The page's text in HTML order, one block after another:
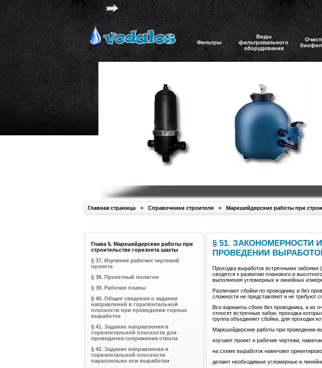
Фильтры
Виды
фильтровального
оборудования
Главная страница > Справочники строителя > Маркшейдерские работы при
§ 51. ЗАКОНОМЕРНОСТИ
ПРОВЕДЕНИИ
Проходка выработок встречными забоями
сводятся к развитию планового и
выполнения угломерных и линейных
Различают сбойки по проводнику и без
сложности не представляют и не требуют
Все варианты сбоек без проводника, а их
относят встречные забои, проходка
группа объединяет сбойки, для проходки
Маркшейдерские работы при проведении
изучают проект и рабочие чертежи,
на схеме выработок намечают
делают необходимые угломерные и
Глава 5. Маркшейдерские работы при
строительстве горизонта шахты
§ 37. Изучение рабочих чертежей
проекта
§ 38. Проектный полигон
§ 39. Рабочие планы
§ 40. Общие сведения о задании
направлений в горизонтальной
плоскости при проведении горных
выработок
§ 41. Задание направления в
горизонтальной плоскости для
проведения сопряжения ствола
§ 42. Задание направления в
горизонтальной плоскости
параллельно оси выработки